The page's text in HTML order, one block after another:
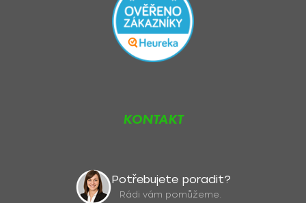
KONTAKT
Potřebujete poradit?
Rádi vám pomůžeme.